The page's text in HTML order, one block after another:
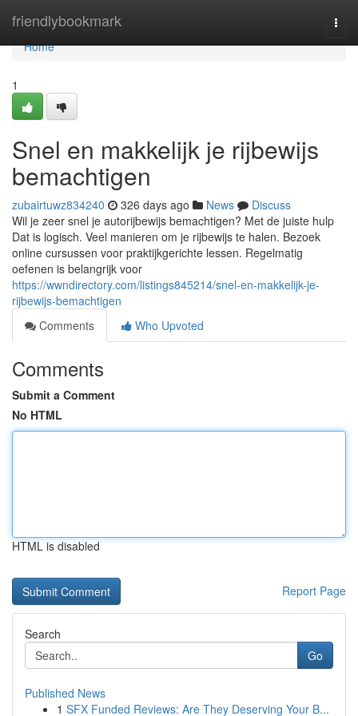
friendlybookmark
Home
Home
1
Snel en makkelijk je rijbewijs
bemachtigen
zubairtuwz834240 326 days ago News
Discuss
Wil je zeer snel je autorijbewijs bemachtigen? Met de juiste hulp
Dat is logisch. Veel manieren om je rijbewijs te halen. Bezoek
online cursussen voor praktijkgerichte lessen. Regelmatig
oefenen is belangrijk voor
https://wwndirectory.com/listings845214/snel-en-makkelijk-je-
rijbewijs-bemachtigen
Comments
Who Upvoted
Comments
Submit a Comment
No HTML
HTML is disabled
Report Page
Search
Go
Published News
1 SFX Funded Reviews: Are They Deserving Your B...